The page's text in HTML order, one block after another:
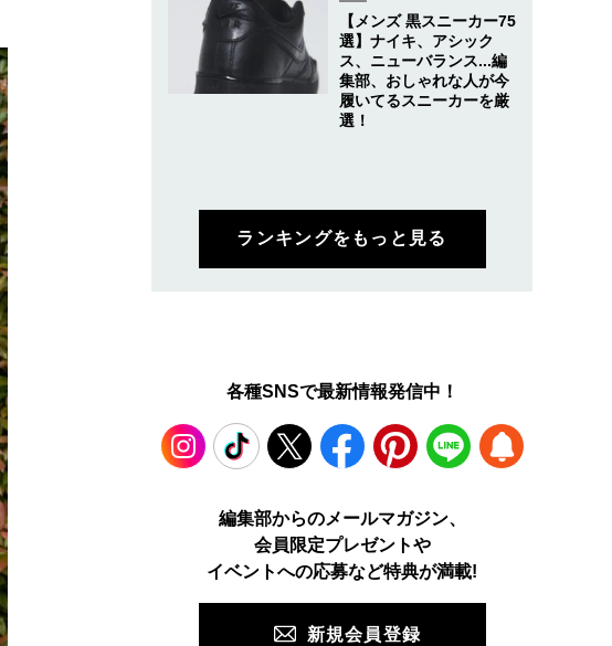
【メンズ 黒スニーカー75
選】ナイキ、アシック
ス、ニューバランス...編
集部、おしゃれな人が今
履いてるスニーカーを厳
選！
ランキングをもっと見る
各種SNSで最新情報発信中！
TikTok Facebook Pinterest LINE
編集部からのメールマガジン、
会員限定プレゼントや
イベントへの応募など特典が満載!
新規会員登録